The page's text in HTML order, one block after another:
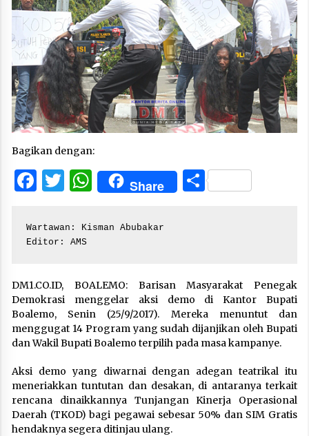
Bagikan dengan:
Facebook
Twitter
WhatsApp
Share Share
Wartawan: Kisman Abubakar
Editor: AMS
DM1.CO.ID, BOALEMO: Barisan Masyarakat Penegak
Demokrasi menggelar aksi demo di Kantor Bupati
Boalemo, Senin (25/9/2017). Mereka menuntut dan
menggugat 14 Program yang sudah dijanjikan oleh Bupati
dan Wakil Bupati Boalemo terpilih pada masa kampanye.
Aksi demo yang diwarnai dengan adegan teatrikal itu
meneriakkan tuntutan dan desakan, di antaranya terkait
rencana dinaikkannya Tunjangan Kinerja Operasional
Daerah (TKOD) bagi pegawai sebesar 50% dan SIM Gratis
hendaknya segera ditinjau ulang.